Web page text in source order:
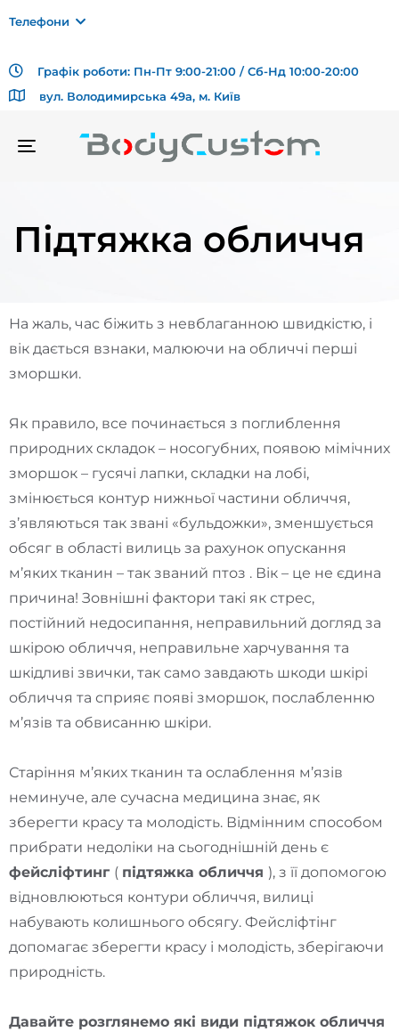
Телефони
Графік роботи: Пн-Пт 9:00-21:00 / Сб-Нд 10:00-20:00
вул. Володимирська 49а, м. Київ
TOGGLE
Підтяжка обличчя
На жаль, час біжить з невблаганною швидкістю, і
вік дається взнаки, малюючи на обличчі перші
зморшки.
Як правило, все починається з поглиблення
природних складок – носогубних, появою мімічних
зморшок – гусячі лапки, складки на лобі,
змінюється контур нижньої частини обличчя,
з’являються так звані «бульдожки», зменшується
обсяг в області вилиць за рахунок опускання
м’яких тканин – так званий птоз . Вік – це не єдина
причина! Зовнішні фактори такі як стрес,
постійний недосипання, неправильний догляд за
шкірою обличчя, неправильне харчування та
шкідливі звички, так само завдають шкоди шкірі
обличчя та сприяє появі зморшок, послабленню
м’язів та обвисанню шкіри.
Старіння м’яких тканин та ослаблення м’язів
неминуче, але сучасна медицина знає, як
зберегти красу та молодість. Відмінним способом
прибрати недоліки на сьогоднішній день є
фейсліфтинг ( підтяжка обличчя ), з її допомогою
відновлюються контури обличчя, вилиці
набувають колишнього обсягу. Фейсліфтінг
допомагає зберегти красу і молодість, зберігаючи
природність.
Давайте розглянемо які види підтяжок обличчя